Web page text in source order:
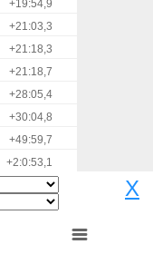
+19:54,9
+21:03,3
+21:18,3
+21:18,7
+28:05,4
+30:04,8
+49:59,7
+2:0:53,1
X